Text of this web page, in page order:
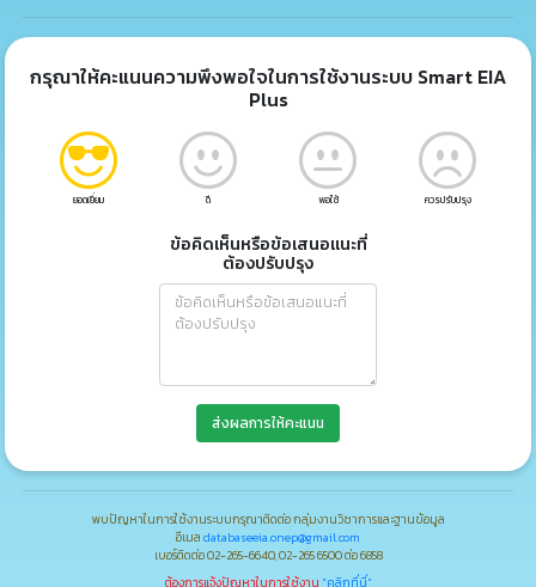
กรุณาให้คะแนนความพึงพอใจในการใช้งานระบบ Smart EIA
Plus
ยอดเยี่ยม ดี พอใช้ ควรปรับปรุง
ข้อคิดเห็นหรือข้อเสนอแนะที่
ต้องปรับปรุง
ส่งผลการให้คะแนน
พบปัญหาในการใช้งานระบบกรุณาติดต่อ กลุ่มงานวิชาการและฐานข้อมูล
อีเมล databaseeia.onep@gmail.com
เบอร์ติดต่อ 02-265-6640, 02-265 6500 ต่อ 6858
ต้องการแจ้งปัญหาในการใช้งาน "คลิกที่นี่"